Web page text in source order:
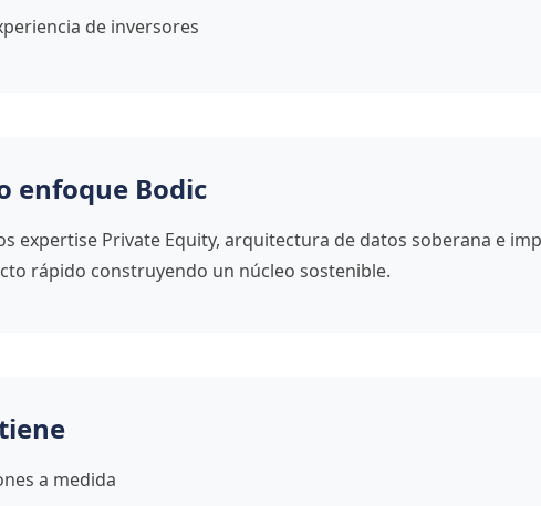
de inversores
enfoque Bodic
expertise Private Equity, arquitectura de datos soberana e
rápido construyendo un núcleo sostenible.
a medida